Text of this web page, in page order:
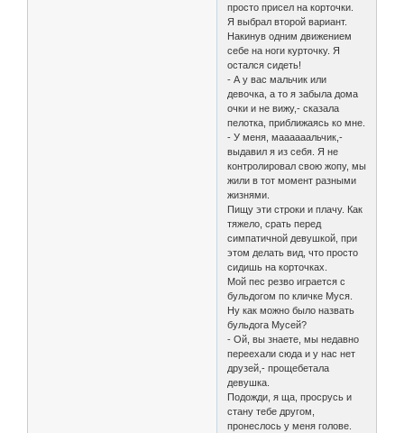
просто присел на корточки.
Я выбрал второй вариант.
Накинув одним движением
себе на ноги курточку. Я
остался сидеть!
- А у вас мальчик или
девочка, а то я забыла дома
очки и не вижу,- сказала
пелотка, приближаясь ко мне.
- У меня, маааааальчик,-
выдавил я из себя. Я не
контролировал свою жопу, мы
жили в тот момент разными
жизнями.
Пищу эти строки и плачу. Как
тяжело, срать перед
симпатичной девушкой, при
этом делать вид, что просто
сидишь на корточках.
Мой пес резво играется с
бульдогом по кличке Муся.
Ну как можно было назвать
бульдога Мусей?
- Ой, вы знаете, мы недавно
переехали сюда и у нас нет
друзей,- прощебетала
девушка.
Подожди, я ща, просрусь и
стану тебе другом,
пронеслось у меня голове.